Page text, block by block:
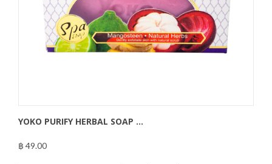
YOKO PURIFY HERBAL SOAP ...
฿ 49.00